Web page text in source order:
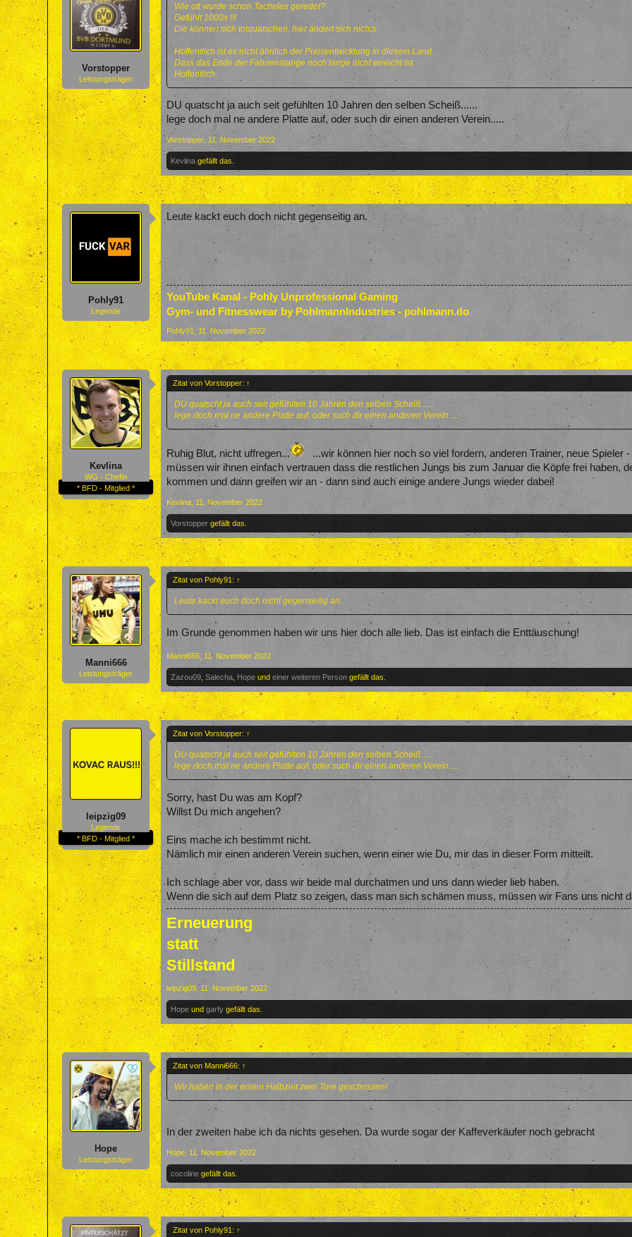
Vorstopper
Leistungsträger
Wie oft wurde schon Tacheles geredet?
Gefühlt 1000x !!!
Die können sich totquatschen, hier ändert sich nichts.
Hoffentlich ist es nicht ähnlich der Preisentwicklung in diesem Land.
Dass das Ende der Fahnenstange noch lange nicht erreicht ist.
Hoffentlich.
DU quatscht ja auch seit gefühlten 10 Jahren den selben Scheiß......
lege doch mal ne andere Platte auf, oder such dir einen anderen Verein.....
Vorstopper 11. November 2022
Kevlina gefällt das.
Pohly91
Legende
Leute kackt euch doch nicht gegenseitig an.
YouTube Kanal - Pohly Unprofessional Gaming
Gym- und Fitnesswear by PohlmannIndustries - pohlmann.do
Pohly91 , 11. November 2022
Kevlina
WG - Chefin
* BFD - Mitglied *
Zitat von Vorstopper: ↑
DU quatscht ja auch seit gefühlten 10 Jahren den selben Scheiß......
lege doch mal ne andere Platte auf, oder such dir einen anderen Verein.....
Ruhig Blut, nicht uffregen...
...wir können hier noch so viel fordern, anderen Trainer, neue Spieler
müssen wir ihnen einfach vertrauen dass die restlichen Jungs bis zum Januar die Köpfe frei haben,
kommen und dann greifen wir an - dann sind auch einige andere Jungs wieder dabei!
Kevlina, 11. November 2022
Vorstopper gefällt das.
Manni666
Leistungsträger
Zitat von Pohly91: ↑
Leute kackt euch doch nicht gegenseitig an.
Im Grunde genommen haben wir uns hier doch alle lieb. Das ist einfach die Enttäuschung!
Manni666 11. November 2022
Zazou09 ,Salecha Hope undeiner weiteren Person gefällt das.
leipzig09
Legende
* BFD - Mitglied *
Zitat von Vorstopper: ↑
DU quatscht ja auch seit gefühlten 10 Jahren den selben Scheiß......
lege doch mal ne andere Platte auf, oder such dir einen anderen Verein.....
Sorry, hast Du was am Kopf?
Willst Du mich angehen?
Eins mache ich bestimmt nicht.
Nämlich mir einen anderen Verein suchen, wenn einer wie Du, mir das in dieser Form mitteilt.
Ich schlage aber vor, dass wir beide mal durchatmen und uns dann wieder lieb haben.
Wenn die sich auf dem Platz so zeigen, dass man sich schämen muss, müssen wir Fans uns nicht
Erneuerung
statt
Stillstand
leipzig09 11. November 2022
Hope undgarfy gefällt das.
Hope
Leistungsträger
Zitat von Manni666: ↑
Wir haben in der ersten Halbzeit zwei Tore geschossen!
In der zweiten habe ich da nichts gesehen. Da wurde sogar der Kaffeverkäufer noch gebracht
Hope 11. November 2022
cocoline gefällt das.
Zitat von Pohly91: ↑